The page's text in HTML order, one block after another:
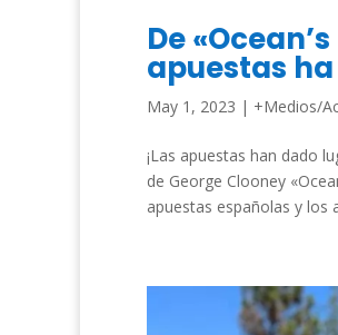
De
apuestas
May 1, 2023 | +Medios/
¡Las apuestas han dado
de George Clooney
apuestas españolas y los